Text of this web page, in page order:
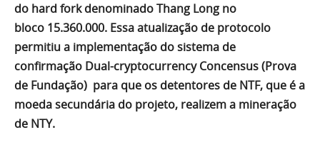
do hard fork denominado Thang Long no
bloco 15.360.000. Essa atualização de protocolo
permitiu a implementação do sistema de
confirmação Dual-cryptocurrency Concensus (Prova
de Fundação) para que os detentores de NTF, que é a
moeda secundária do projeto, realizem a mineração
de NTY.